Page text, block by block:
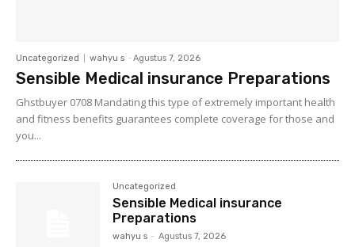
Uncategorized wahyu s - Agustus 7, 2026
Sensible Medical insurance Preparations
Ghstbuyer 0708 Mandating this type of extremely important health
and fitness benefits guarantees complete coverage for those and
you...
Uncategorized
Sensible Medical insurance
Preparations
wahyu s - Agustus 7, 2026